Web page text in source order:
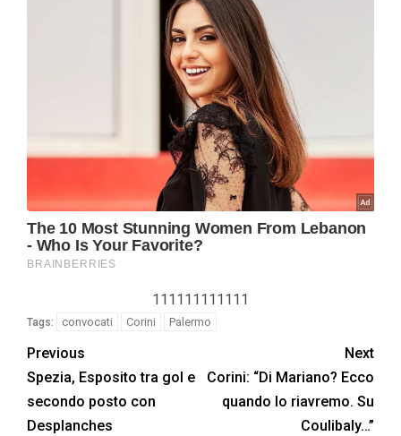
111111111111
Tags: convocati Corini Palermo
Previous
Spezia, Esposito tra gol e
secondo posto con
Desplanches
Next
Corini: “Di Mariano? Ecco
quando lo riavremo. Su
Coulibaly…”